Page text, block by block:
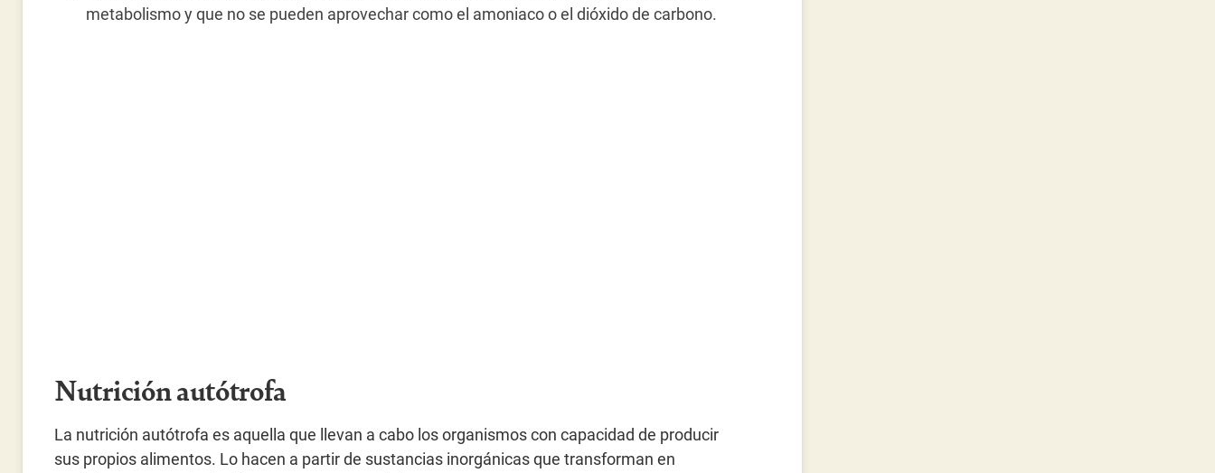
metabolismo y que no se pueden aprovechar como el amoniaco o el dióxido de carbono.
Nutrición autótrofa
La nutrición autótrofa es aquella que llevan a cabo los organismos con capacidad de producir
sus propios alimentos. Lo hacen a partir de sustancias inorgánicas que transforman en